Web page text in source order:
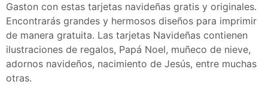
Gaston con estas tarjetas navideñas gratis y originales.
Encontrarás grandes y hermosos diseños para imprimir
de manera gratuita. Las tarjetas Navideñas contienen
ilustraciones de regalos, Papá Noel, muñeco de nieve,
adornos navideños, nacimiento de Jesús, entre muchas
otras.